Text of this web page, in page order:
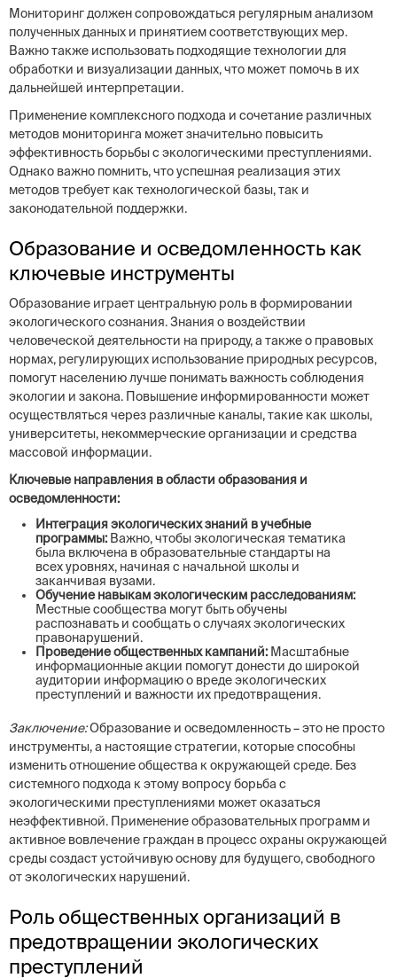
Мониторинг должен сопровождаться регулярным анализом
полученных данных и принятием соответствующих мер.
Важно также использовать подходящие технологии для
обработки и визуализации данных, что может помочь в их
дальнейшей интерпретации.
Применение комплексного подхода и сочетание различных
методов мониторинга может значительно повысить
эффективность борьбы с экологическими преступлениями.
Однако важно помнить, что успешная реализация этих
методов требует как технологической базы, так и
законодательной поддержки.
Образование и осведомленность как
ключевые инструменты
Образование играет центральную роль в формировании
экологического сознания. Знания о воздействии
человеческой деятельности на природу, а также о правовых
нормах, регулирующих использование природных ресурсов,
помогут населению лучше понимать важность соблюдения
экологии и закона. Повышение информированности может
осуществляться через различные каналы, такие как школы,
университеты, некоммерческие организации и средства
массовой информации.
Ключевые направления в области образования и
осведомленности:
Интеграция экологических знаний в учебные
программы: Важно, чтобы экологическая тематика
была включена в образовательные стандарты на
всех уровнях, начиная с начальной школы и
заканчивая вузами.
Обучение навыкам экологическим расследованиям:
Местные сообщества могут быть обучены
распознавать и сообщать о случаях экологических
правонарушений.
Проведение общественных кампаний: Масштабные
информационные акции помогут донести до широкой
аудитории информацию о вреде экологических
преступлений и важности их предотвращения.
Заключение:Образование и осведомленность – это не просто
инструменты, а настоящие стратегии, которые способны
изменить отношение общества к окружающей среде. Без
системного подхода к этому вопросу борьба с
экологическими преступлениями может оказаться
неэффективной. Применение образовательных программ и
активное вовлечение граждан в процесс охраны окружающей
среды создаст устойчивую основу для будущего, свободного
от экологических нарушений.
Роль общественных организаций в
предотвращении экологических
преступлений